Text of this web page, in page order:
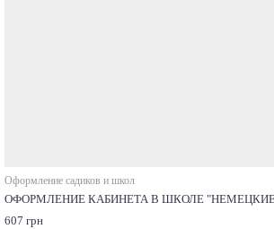
Оформление садиков и школ
ОФОРМЛЕНИЕ КАБИНЕТА В ШКОЛЕ
607 грн